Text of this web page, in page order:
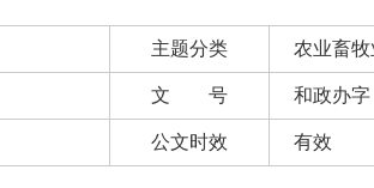
主题分类 农业畜
文 号 和政办字
公文时效 有效